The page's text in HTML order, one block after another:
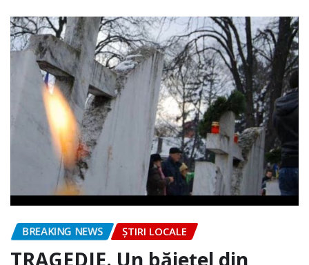
BREAKING NEWS ȘTIRI LOCALE
TRAGEDIE. Un băiețel din